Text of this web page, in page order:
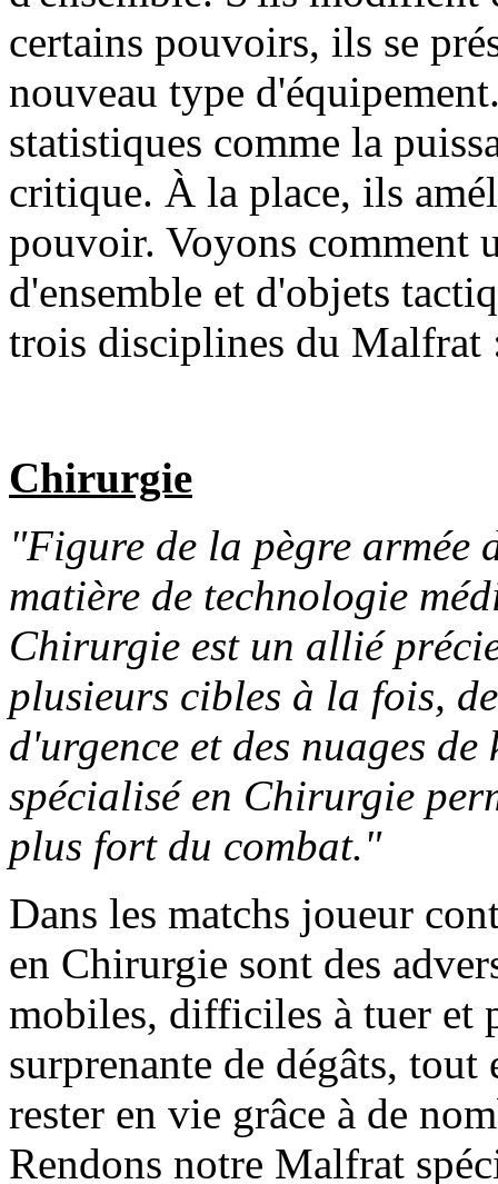
certains pouvoirs, ils se
nouveau type
statistiques comme la
critique. À la place, ils
pouvoir. Voyons comment
d'ensemble et d'objets
trois disciplines du Malfrat
Chirurgie
"Figure de la pègre armée
matière de technologie
Chirurgie est un allié
plusieurs cibles à la fois,
d'urgence et des nuages
spécialisé en Chirurgie
plus fort du combat."
Dans les matchs joueur
en Chirurgie sont des
mobiles, difficiles à tuer et
surprenante de dégâts,
rester en vie grâce à de
Rendons notre Malfrat